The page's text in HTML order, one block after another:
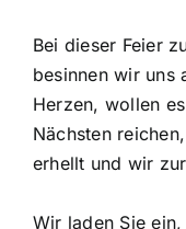
Bei dieser Feier
besinnen wir uns
Herzen, wollen
Nächsten
erhellt und wir
Wir laden Sie